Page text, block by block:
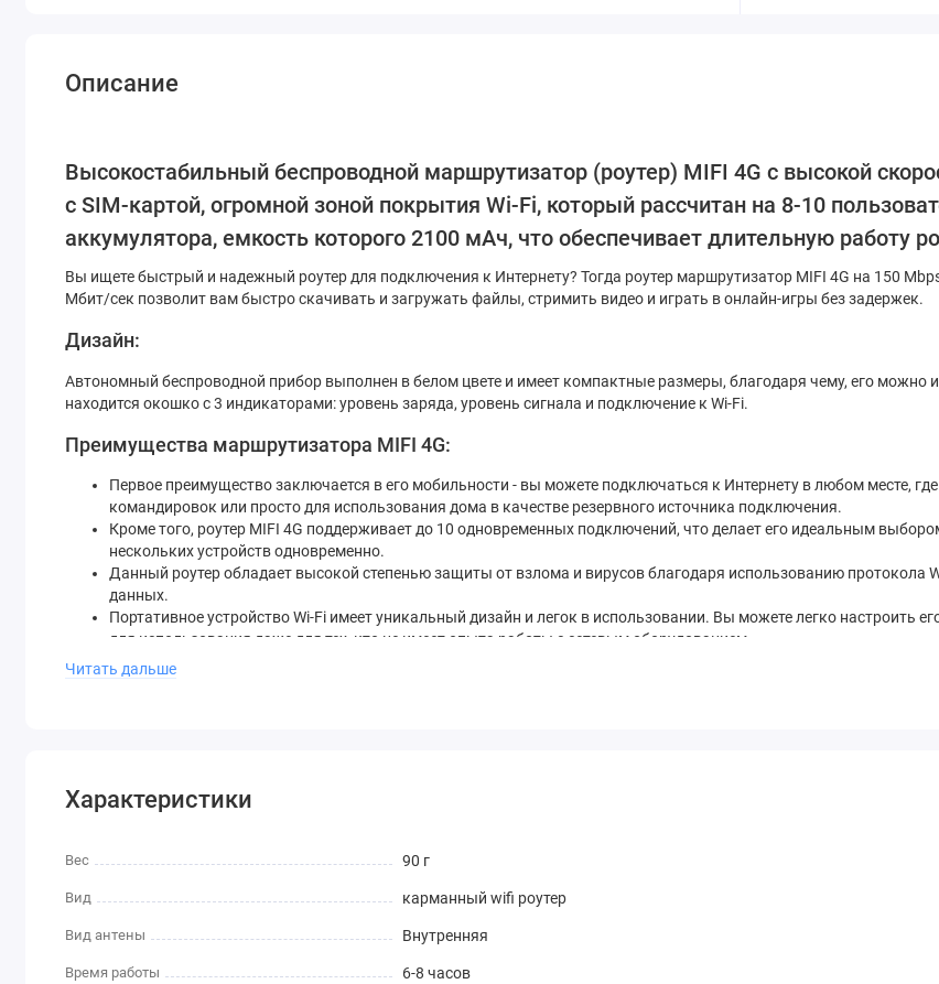
Описание
Высокостабильный беспроводной маршрутизатор (роутер) MIFI 4G с высокой
с SIM-картой, огромной зоной покрытия Wi-Fi, который рассчитан на 8-10
аккумулятора, емкость которого 2100 мАч, что обеспечивает длительную работу
Вы ищете быстрый и надежный роутер для подключения к Интернету? Тогда роутер маршрутизатор MIFI 4G на 150
Мбит/сек позволит вам быстро скачивать и загружать файлы, стримить видео и играть в онлайн-игры без задержек.
Дизайн:
Автономный беспроводной прибор выполнен в белом цвете и имеет компактные размеры, благодаря чему, его можно
находится окошко с 3 индикаторами: уровень заряда, уровень сигнала и подключение к Wi-Fi.
Преимущества маршрутизатора MIFI 4G:
Первое преимущество заключается в его мобильности - вы можете подключаться к Интернету в любом месте,
командировок или просто для использования дома в качестве резервного источника подключения.
Кроме того, роутер MIFI 4G поддерживает до 10 одновременных подключений, что делает его идеальным
нескольких устройств одновременно.
Данный роутер обладает высокой степенью защиты от взлома и вирусов благодаря использованию протокола
данных.
Портативное устройство Wi-Fi имеет уникальный дизайн и легок в использовании. Вы можете легко настроить
для использования даже для тех, кто не имеет опыта работы с сетевым оборудованием.
Устройство имеет 3 световые индикатора, по которым можно определить подключение, уровень заряда и
Читать дальше
Характеристики
Вес 90 г
Вид карманный wifi роутер
Вид антены Внутренняя
Время работы 6-8 часов